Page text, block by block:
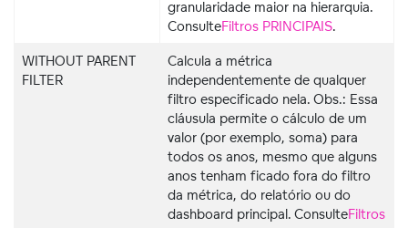
granularidade maior na hierarquia.
ConsulteFiltros PRINCIPAIS.
WITHOUT PARENT
FILTER
Calcula a métrica
independentemente de qualquer
filtro especificado nela. Obs.: Essa
cláusula permite o cálculo de um
valor (por exemplo, soma) para
todos os anos, mesmo que alguns
anos tenham ficado fora do filtro
da métrica, do relatório ou do
dashboard principal. ConsulteFiltros